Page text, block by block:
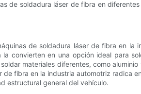
de soldadura láser de fibra en
de soldadura láser de fibra en
convierten en una opción ideal para
materiales diferentes, como
fibra en la industria automotriz radica
estructural general del vehículo.